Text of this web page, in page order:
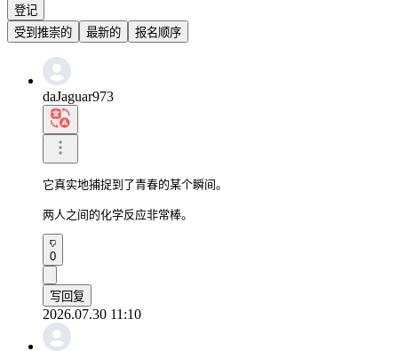
登记
受到推崇的
最新的 报名顺序
daJaguar973
它真实地捕捉到了青春的某个瞬间。
两人之间的化学反应非常棒。
0
写回复
2026.07.30 11:10